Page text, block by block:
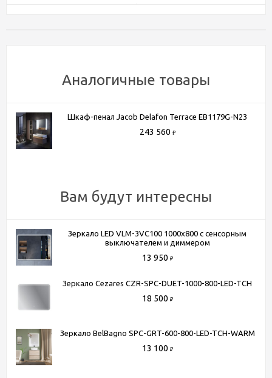
шкаф-пенал
Бельевая корзина
Материал фасада
МДФ
Покрытие фасада
коричневий
Способы получения товара:
- Самовывоз из шоу-рума по адресу Киевское шоссе, 500
метров от МКАД. БП "Румянцево", корпус В, этаж 2,
- Доставка по Москве в пределах МКАД (стоимость
заказа)
- Доставка до терминала любой транспортной компании
(для всей России)
Аналогичные товары
Шкаф-пенал Jacob Delafon Terrace EB1179G-N23
243 560 ₽
Вам будут интересны
Зеркало LED VLM-3VC100 1000х800 c сенсорным
выключателем и диммером
13 950 ₽
Зеркало Cezares CZR-SPC-DUET-1000-800-LED-TCH
18 500 ₽
Зеркало BelBagno SPC-GRT-600-800-LED-TCH-WARM
13 100 ₽